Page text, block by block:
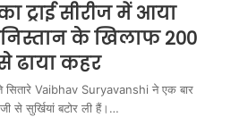
ट्राई सीरीज में आया
के खिलाफ 200
ढाया कहर
सितारे Vaibhav Suryavanshi ने एक बार
से सुर्खियां बटोर ली हैं।…